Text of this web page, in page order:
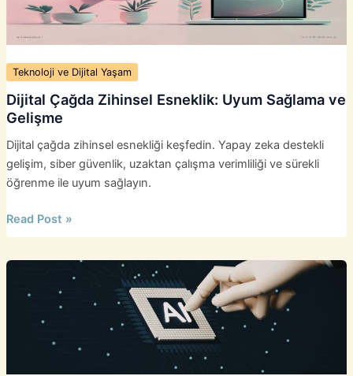
Teknoloji ve Dijital Yaşam
Dijital Çağda Zihinsel Esneklik: Uyum Sağlama ve
Gelişme
Dijital çağda zihinsel esnekliği keşfedin. Yapay zeka destekli
gelişim, siber güvenlik, uzaktan çalışma verimliliği ve sürekli
öğrenme ile uyum sağlayın.
Dijital
Çağda
Uyum
Read Post »